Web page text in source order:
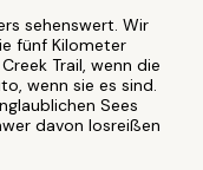
sehenswert. Wir
fünf Kilometer
Trail, wenn die
wenn sie es sind.
Sees
davon losreißen